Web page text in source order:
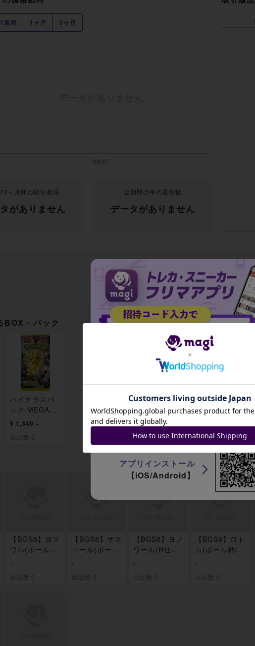
1週間 1ヶ月 3ヶ月
ヶ月間の取引相場
がありません
全期間の平均取引額
データがありません
出品がありません
BOX・パック
ハイクラスパ
ック MEGAド
リームex 未開
封パック
¥ 1,340 ~
出品数 5
【BGS8】ヨマ
ワル(ボール柄/
-
出品数 0
【BGS8】サマ
ヨール(ボール
-
出品数 0
【BGS8】ヨノ
ワール(R仕様)
-
出品数 0
【BGS8】ロト
ム(ボール柄/ミ
-
出品数 0
招待コード
JA9XS8
アプリインストール
【iOS/Android】